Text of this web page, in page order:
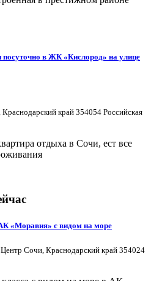
посуточно в ЖК «Кислород» на улице
край 354054 Российская
отдыха в Сочи, ест все
«Моравия» с видом на море
Сочи, Краснодарский край 354024